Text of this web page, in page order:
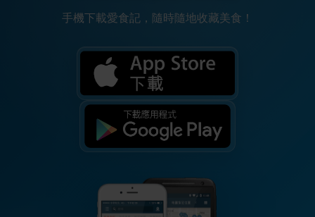
手機下載愛食記，隨時隨地收藏美食！